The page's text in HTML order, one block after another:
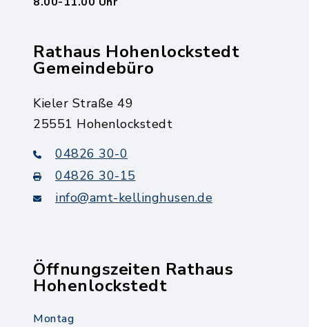
Rathaus Hohenlockstedt
Gemeindebüro
Kieler Straße 49
25551 Hohenlockstedt
04826 30-0
04826 30-15
info@amt-kellinghusen.de
Öffnungszeiten Rathaus
Hohenlockstedt
Montag